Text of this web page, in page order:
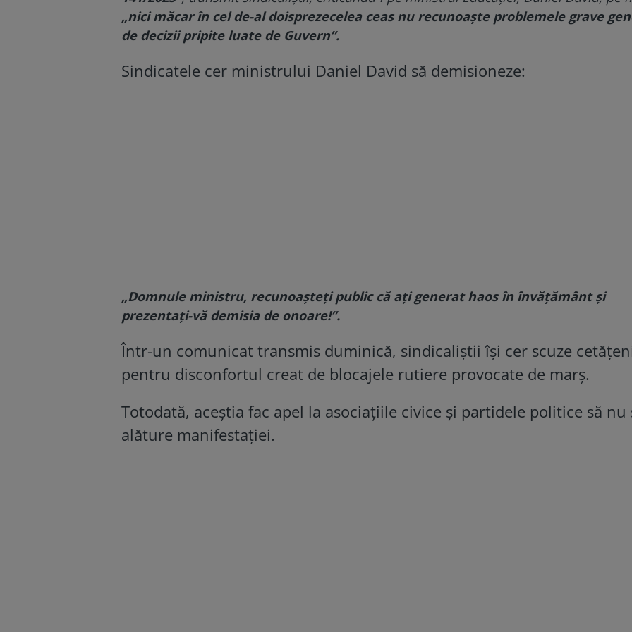
„nici măcar în cel de-al doisprezecelea ceas nu recunoaşte problemele grave
de decizii pripite luate de Guvern”.
Sindicatele cer ministrului Daniel David să demisioneze:
„Domnule ministru, recunoaşteţi public că aţi generat haos în învăţământ şi
prezentaţi-vă demisia de onoare!”.
Într-un comunicat transmis duminică, sindicaliștii își cer scuze
pentru disconfortul creat de blocajele rutiere provocate de marș.
Totodată, aceștia fac apel la asociațiile civice și partidele politice să nu
alăture manifestației.